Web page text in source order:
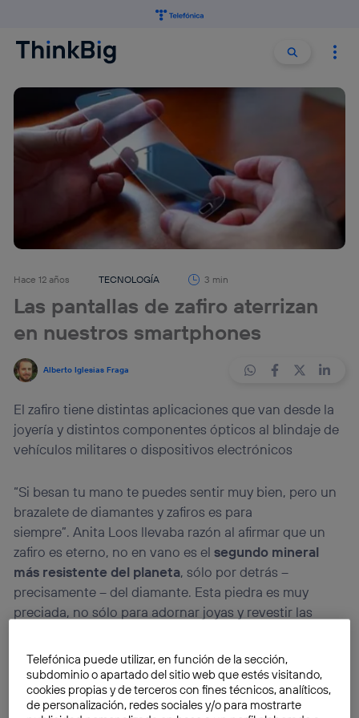
Buscar
Hace 12 años TECNOLOGÍA 3 min
Las pantallas de zafiro aterrizan
en nuestros smartphones
Alberto Iglesias Fraga
El zafiro tiene distintas aplicaciones que van desde la
joyería y distintos componentes ópticos al blindaje de
vehículos militares o dispositivos electrónicos
“Si besan tu mano te puedes sentir muy bien, pero un
brazalete de diamantes y zafiros es para
siempre”. Anita Loos llevaba razón al afirmar que un
zafiro es eterno, no en vano es elsegundo mineral
más resistente del planeta, sólo por detrás –
precisamente – del diamante. Esta piedra es muy
preciada, no sólo para adornar joyas y revestir las
dotar de un extra de protección a algunos dispositivos
tecnológicos.
Telefónica puede utilizar, en función de la sección,
subdominio o apartado del sitio web que estés visitando,
cookies propias y de terceros con fines técnicos, analíticos,
de personalización, redes sociales y/o para mostrarte